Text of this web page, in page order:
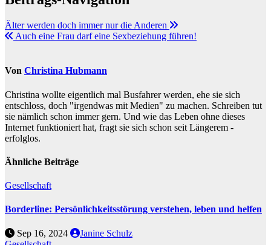
Älter werden doch immer nur die Anderen
Auch eine Frau darf eine Sexbeziehung führen!
Von Christina Hubmann
Christina wollte eigentlich mal Busfahrer werden, ehe sie sich
entschloss, doch "irgendwas mit Medien" zu machen. Schreiben tut
sie nämlich schon immer gern. Und wie das Leben ohne dieses
Internet funktioniert hat, fragt sie sich schon seit Längerem -
erfolglos.
Ähnliche Beiträge
Gesellschaft
Borderline: Persönlichkeitsstörung verstehen, leben und helfen
Sep 16, 2024
Janine Schulz